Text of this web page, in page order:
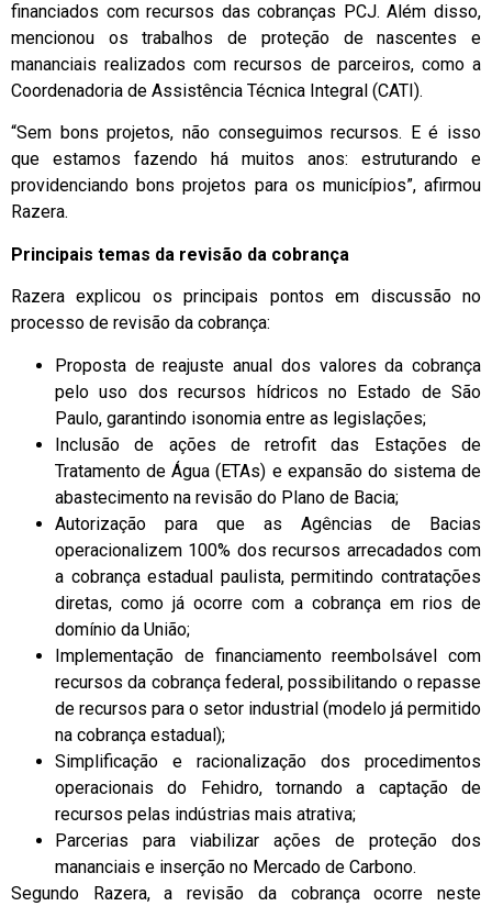
financiados com recursos das cobranças PCJ. Além disso,
mencionou os trabalhos de proteção de nascentes e
mananciais realizados com recursos de parceiros, como a
Coordenadoria de Assistência Técnica Integral (CATI).
“Sem bons projetos, não conseguimos recursos. E é isso
que estamos fazendo há muitos anos: estruturando e
providenciando bons projetos para os municípios”, afirmou
Razera.
Principais temas da revisão da cobrança
Razera explicou os principais pontos em discussão no
processo de revisão da cobrança:
Proposta de reajuste anual dos valores da cobrança
pelo uso dos recursos hídricos no Estado de São
Paulo, garantindo isonomia entre as legislações;
Inclusão de ações de retrofit das Estações de
Tratamento de Água (ETAs) e expansão do sistema de
abastecimento na revisão do Plano de Bacia;
Autorização para que as Agências de Bacias
operacionalizem 100% dos recursos arrecadados com
a cobrança estadual paulista, permitindo contratações
diretas, como já ocorre com a cobrança em rios de
domínio da União;
Implementação de financiamento reembolsável com
recursos da cobrança federal, possibilitando o repasse
de recursos para o setor industrial (modelo já permitido
na cobrança estadual);
Simplificação e racionalização dos procedimentos
operacionais do Fehidro, tornando a captação de
recursos pelas indústrias mais atrativa;
Parcerias para viabilizar ações de proteção dos
mananciais e inserção no Mercado de Carbono.
Segundo Razera, a revisão da cobrança ocorre neste